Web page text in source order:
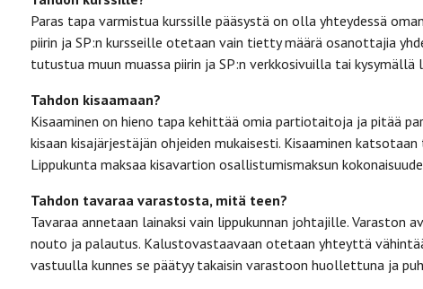
Paras tapa varmistua kurssille pääsystä on olla yhteydessä
piirin ja SP:n kursseille otetaan vain tietty määrä osanottajia
tutustua muun muassa piirin ja SP:n verkkosivuilla tai
Tahdon kisaamaan?
Kisaaminen on hieno tapa kehittää omia partiotaitoja ja pitää
kisaan kisajärjestäjän ohjeiden mukaisesti. Kisaaminen
Lippukunta maksaa kisavartion osallistumismaksun
Tahdon tavaraa varastosta, mitä teen?
Tavaraa annetaan lainaksi vain lippukunnan johtajille.
nouto ja palautus. Kalustovastaavaan otetaan yhteyttä
vastuulla kunnes se päätyy takaisin varastoon huollettuna ja